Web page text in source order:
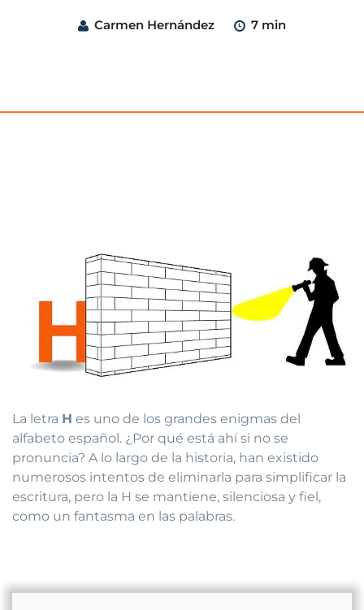
Carmen Hernández 7 min
La letra H es uno de los grandes enigmas del
alfabeto español. ¿Por qué está ahí si no se
pronuncia? A lo largo de la historia, han existido
numerosos intentos de eliminarla para simplificar la
escritura, pero la H se mantiene, silenciosa y fiel,
como un fantasma en las palabras.